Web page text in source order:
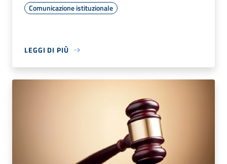
Comunicazione istituzionale
LEGGI DI PIÙ